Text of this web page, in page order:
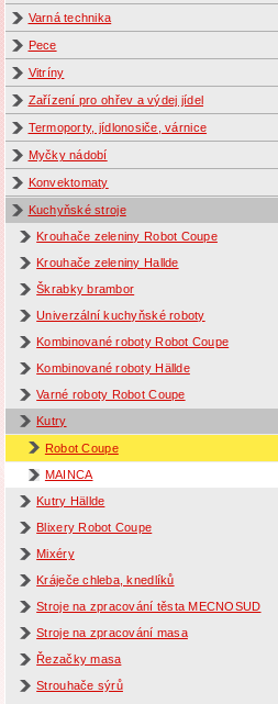
Varná technika
Pece
Vitríny
Zařízení pro ohřev a výdej jídel
Termoporty, jídlonosiče, várnice
Myčky nádobí
Konvektomaty
Kuchyňské stroje
Krouhače zeleniny Robot Coupe
Krouhače zeleniny Hallde
Škrabky brambor
Univerzální kuchyňské roboty
Kombinované roboty Robot Coupe
Kombinované roboty Hällde
Varné roboty Robot Coupe
Kutry
Robot Coupe
MAINCA
Kutry Hällde
Blixery Robot Coupe
Mixéry
Kráječe chleba, knedlíků
Stroje na zpracování těsta MECNOSUD
Stroje na zpracování masa
Řezačky masa
Strouhače sýrů